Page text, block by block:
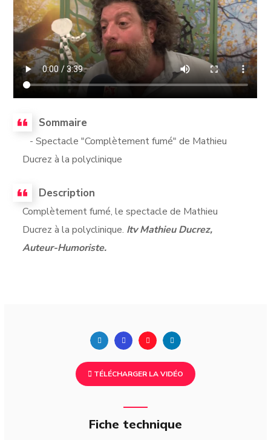
Sommaire
- Spectacle "Complètement fumé" de Mathieu
Ducrez à la polyclinique
Description
Complètement fumé, le spectacle de Mathieu
Ducrez à la polyclinique. Itv Mathieu Ducrez,
Auteur-Humoriste.
TÉLÉCHARGER LA VIDÉO
Fiche technique